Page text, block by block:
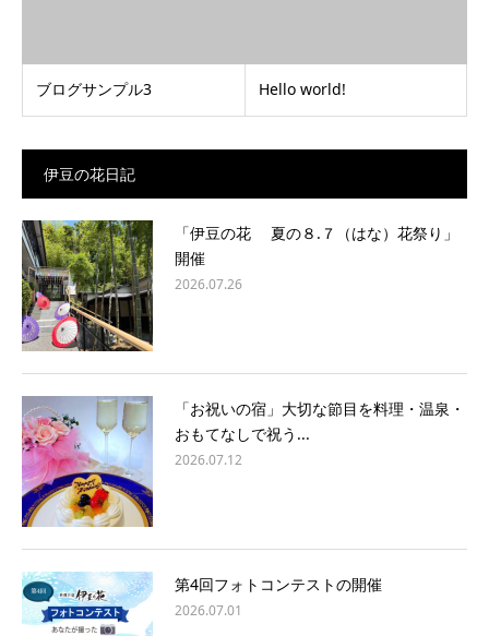
ブログサンプル3 Hello world!
伊豆の花日記
「伊豆の花 夏の８.７（はな）花祭り」
開催
2026.07.26
「お祝いの宿」大切な節目を料理・温泉・
おもてなしで祝う...
2026.07.12
第4回フォトコンテストの開催
2026.07.01